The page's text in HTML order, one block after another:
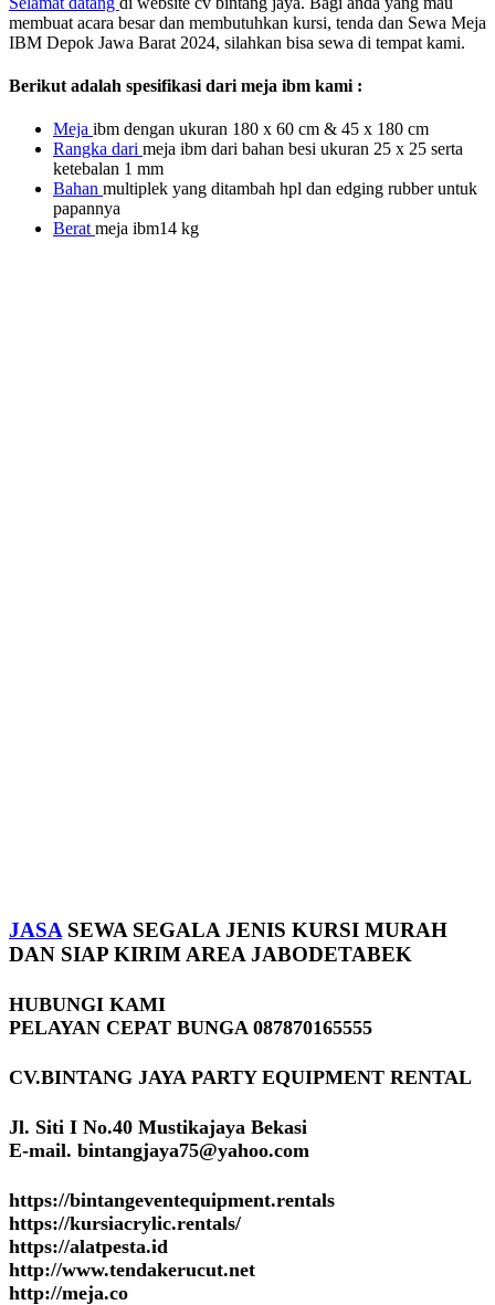
membuat acara besar dan membutuhkan kursi, tenda dan Sewa Meja
IBM Depok Jawa Barat 2024, silahkan bisa sewa di tempat kami.
Berikut adalah spesifikasi dari meja ibm kami :
Meja ibm dengan ukuran 180 x 60 cm & 45 x 180 cm
Rangka dari meja ibm dari bahan besi ukuran 25 x 25 serta
ketebalan 1 mm
Bahan multiplek yang ditambah hpl dan edging rubber untuk
papannya
Berat meja ibm14 kg
JASA SEWA SEGALA JENIS KURSI MURAH
DAN SIAP KIRIM AREA JABODETABEK
HUBUNGI KAMI
PELAYAN CEPAT BUNGA 087870165555
CV.BINTANG JAYA PARTY EQUIPMENT RENTAL
Jl. Siti I No.40 Mustikajaya Bekasi
E-mail. bintangjaya75@yahoo.com
https://bintangeventequipment.rentals
https://kursiacrylic.rentals/
https://alatpesta.id
http://www.tendakerucut.net
http://meja.co